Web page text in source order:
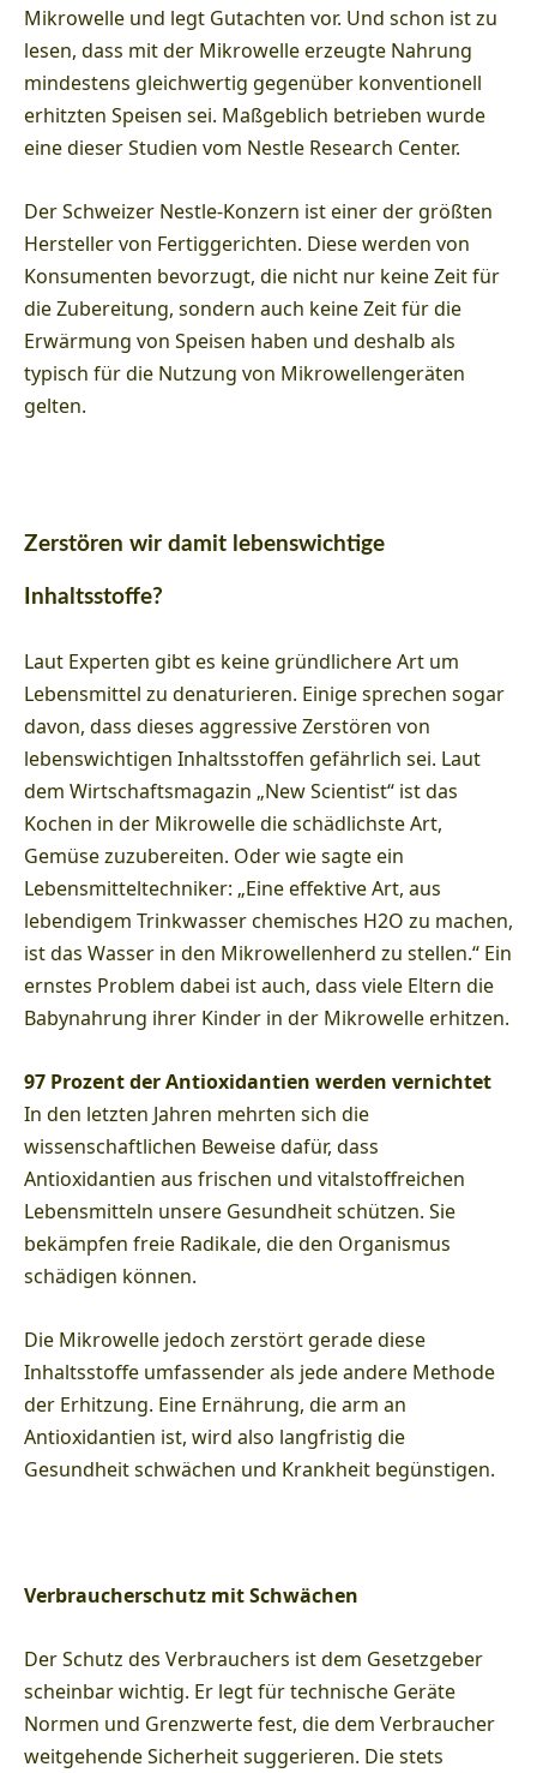
Mikrowelle und legt Gutachten vor. Und schon ist zu
lesen, dass mit der Mikrowelle erzeugte Nahrung
mindestens gleichwertig gegenüber konventionell
erhitzten Speisen sei. Maßgeblich betrieben wurde
eine dieser Studien vom Nestle Research Center.
Der Schweizer Nestle-Konzern ist einer der größten
Hersteller von Fertiggerichten. Diese werden von
Konsumenten bevorzugt, die nicht nur keine Zeit für
die Zubereitung, sondern auch keine Zeit für die
Erwärmung von Speisen haben und deshalb als
typisch für die Nutzung von Mikrowellengeräten
gelten.
Zerstören wir damit lebenswichtige
Inhaltsstoffe?
Laut Experten gibt es keine gründlichere Art um
Lebensmittel zu denaturieren. Einige sprechen sogar
davon, dass dieses aggressive Zerstören von
lebenswichtigen Inhaltsstoffen gefährlich sei. Laut
dem Wirtschaftsmagazin „New Scientist“ ist das
Kochen in der Mikrowelle die schädlichste Art,
Gemüse zuzubereiten. Oder wie sagte ein
Lebensmitteltechniker: „Eine effektive Art, aus
lebendigem Trinkwasser chemisches H2O zu machen,
ist das Wasser in den Mikrowellenherd zu stellen.“ Ein
ernstes Problem dabei ist auch, dass viele Eltern die
Babynahrung ihrer Kinder in der Mikrowelle erhitzen.
97 Prozent der Antioxidantien werden vernichtet
In den letzten Jahren mehrten sich die
wissenschaftlichen Beweise dafür, dass
Antioxidantien aus frischen und vitalstoffreichen
Lebensmitteln unsere Gesundheit schützen. Sie
bekämpfen freie Radikale, die den Organismus
schädigen können.
Die Mikrowelle jedoch zerstört gerade diese
Inhaltsstoffe umfassender als jede andere Methode
der Erhitzung. Eine Ernährung, die arm an
Antioxidantien ist, wird also langfristig die
Gesundheit schwächen und Krankheit begünstigen.
Verbraucherschutz mit Schwächen
Der Schutz des Verbrauchers ist dem Gesetzgeber
scheinbar wichtig. Er legt für technische Geräte
Normen und Grenzwerte fest, die dem Verbraucher
weitgehende Sicherheit suggerieren. Die stets